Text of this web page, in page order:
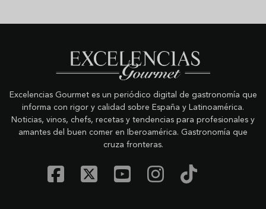
Excelencias Gourmet es un periódico digital de gastronomía que
informa con rigor y calidad sobre España y Latinoamérica.
Noticias, vinos, chefs, recetas y tendencias para profesionales y
amantes del buen comer en Iberoamérica. Gastronomía que
cruza fronteras.